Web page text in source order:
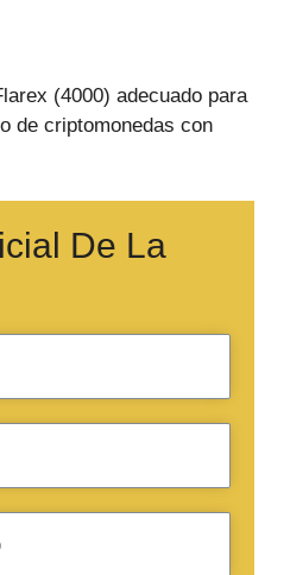
(4000) adecuado para
de criptomonedas con
De La